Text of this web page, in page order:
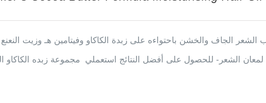
الجاف والخشن باحتواءه على زبدة الكاكاو وفيتامين هـ وزيت
الشعر- للحصول على أفضل النتائج استعملي مجموعة زبده الكاكاو